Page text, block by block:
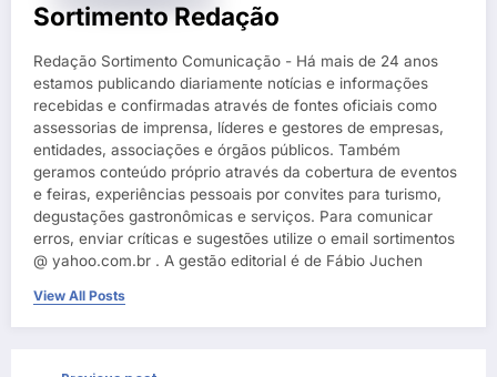
Sortimento Redação
Redação Sortimento Comunicação - Há mais de 24 anos
estamos publicando diariamente notícias e informações
recebidas e confirmadas através de fontes oficiais como
assessorias de imprensa, líderes e gestores de empresas,
entidades, associações e órgãos públicos. Também
geramos conteúdo próprio através da cobertura de eventos
e feiras, experiências pessoais por convites para turismo,
degustações gastronômicas e serviços. Para comunicar
erros, enviar críticas e sugestões utilize o email sortimentos
@ yahoo.com.br . A gestão editorial é de Fábio Juchen
View All Posts